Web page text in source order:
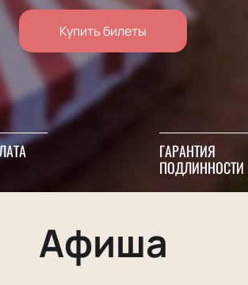
Купить билеты
ГАРАНТИЯ
ПОДЛИННОСТИ
Афиша